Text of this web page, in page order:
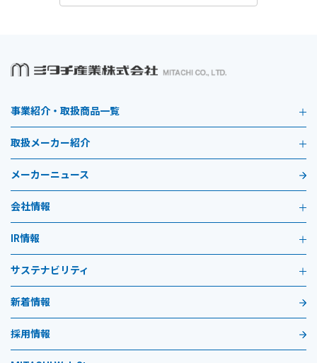
事業紹介・取扱商品一覧
取扱メーカー紹介
メーカーニュース
会社情報
IR情報
サステナビリティ
新着情報
採用情報